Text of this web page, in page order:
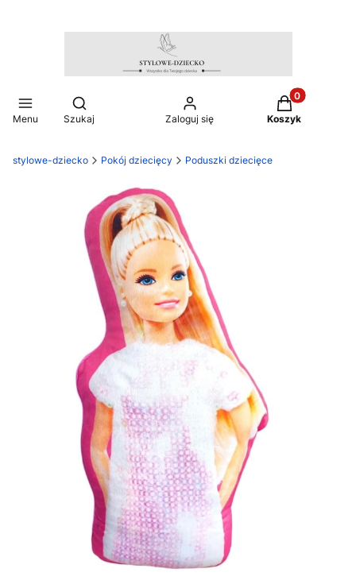
Menu
Otwórz wyszukiwarkę
Szukaj Zaloguj się
Produkty w
Koszyk
stylowe-dziecko Pokój dziecięcy Poduszki dziecięce